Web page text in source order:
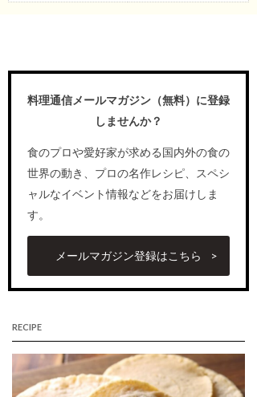
料理通信メールマガジン（無料）に登録
しませんか？
食のプロや愛好家が求める国内外の食の
世界の動き、プロの名作レシピ、スペシ
ャルなイベント情報などをお届けしま
す。
メールマガジン登録はこちら
RECIPE